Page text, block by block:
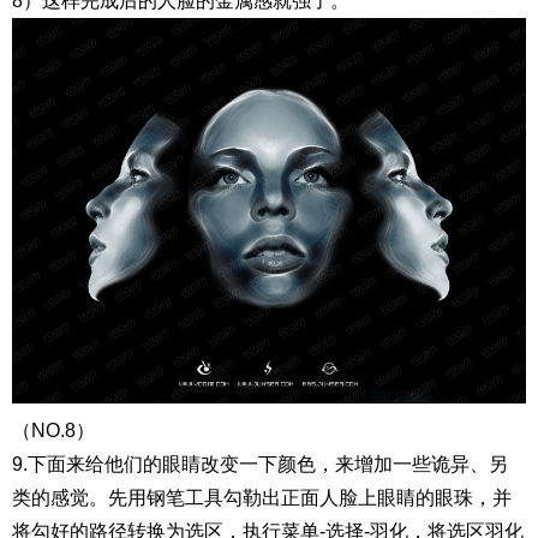
（NO.8）
9.下面来给他们的眼睛改变一下颜色，来增加一些诡异、另
类的感觉。先用钢笔工具勾勒出正面人脸上眼睛的眼珠，并
将勾好的路径转换为选区，执行菜单-选择-羽化，将选区羽化